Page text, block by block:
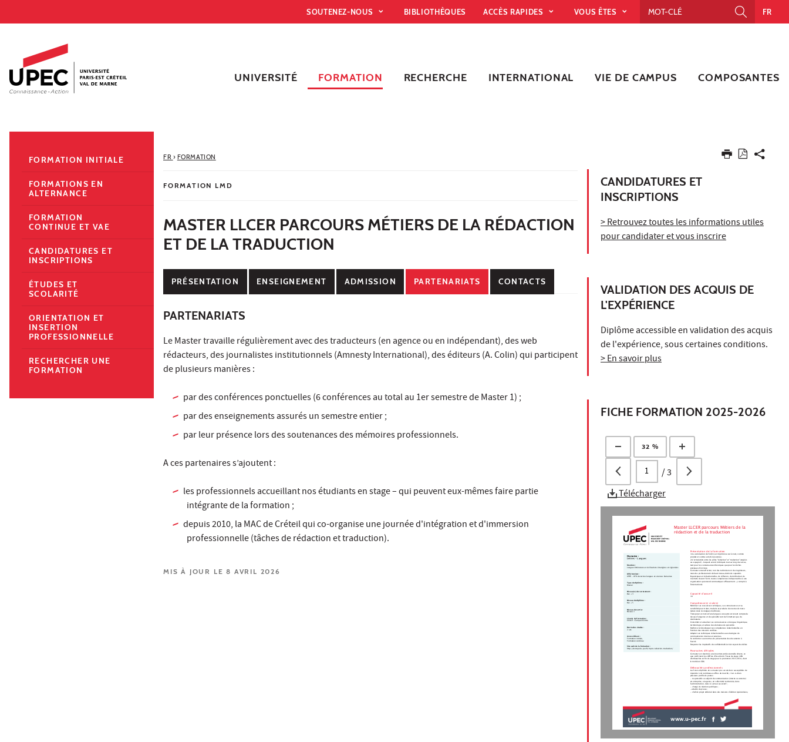
Accès directs
Recherche
Navigation secondaire
SOUTENEZ-NOUS BIBLIOTHÈQUES ACCÈS RAPIDES VOUS ÊTES FR
UNIVERSITÉ FORMATION RECHERCHE INTERNATIONAL VIE DE CAMPUS COMPOSANTES
FR › FORMATION
FORMATION LMD
MASTER LLCER PARCOURS MÉTIERS DE LA RÉDACTION
ET DE LA TRADUCTION
PRÉSENTATION ENSEIGNEMENT ADMISSION PARTENARIATS CONTACTS
PARTENARIATS
Le Master travaille régulièrement avec des traducteurs (en agence ou en indépendant), des web
rédacteurs, des journalistes institutionnels (Amnesty International), des éditeurs (A. Colin) qui participent
de plusieurs manières :
par des conférences ponctuelles (6 conférences au total au 1er semestre de Master 1) ;
par des enseignements assurés un semestre entier ;
par leur présence lors des soutenances des mémoires professionnels.
A ces partenaires s’ajoutent :
les professionnels accueillant nos étudiants en stage – qui peuvent eux-mêmes faire partie
intégrante de la formation ;
depuis 2010, la MAC de Créteil qui co-organise une journée d'intégration et d'immersion
professionnelle (tâches de rédaction et traduction).
MIS À JOUR LE 8 AVRIL 2026
CANDIDATURES ET
INSCRIPTIONS
> Retrouvez toutes les informations utiles
pour candidater et vous inscrire
VALIDATION DES ACQUIS DE
L'EXPÉRIENCE
Diplôme accessible en validation des acquis
de l'expérience, sous certaines conditions.
> En savoir plus
FICHE FORMATION 2025-2026
32 %
/3
Télécharger
Master LLCER parcours Métiers de la
rédaction et de la traduction
Présentation de la formation
1) La valorisation de l’écrit (sur imprimé ou sur écran), comme
produit et comme activité raisonnée ;
2) L'articulation entre les pôles "rédaction" et "traduction" (anglais
ou espagnol) – lesquels seront imbriqués tout au long du cursus,
tant pour les connaissances théoriques que pour les tâches
pratiques d’écriture.
Ce master entend former, non des techniciens ni des ingénieurs,
mais des professionnels de haut niveau, dotés de capacités
linguistiques et rédactionnelles, de réflexion, de méthode et de
réactivité devant l’écrit, toutes compétences indispensables à une
organisation qui entend communiquer efficacement – y compris à
l’international.
Capacité d'accueil
10
Compétence(s) visée(s)
Mobiliser ses ressources techniques, ses connaissances et sa
sensibilité pour traiter, traduire et produire des textes de toute
nature dans les langues maîtrisées.
Transposer un texte d’une langue à une autre en tenant compte du
niveau d’exigence et de spécialité tant de l’émetteur que du
destinataire.
Consolider et actualiser ses connaissances en langue, linguistique,
terminologie, et culture des domaines de spécialité.
Renforcer et développer ses compétences rédactionnelles en
fonction des missions confiées.
Adapter ses techniques rédactionnelles aux stratégies de
communication internes et externes.
Se conformer aux normes de présentation des documents à
fournir.
Respecter les impératifs de confidentialité et de respect des délais
Poursuites d'études
Ce master est destiné à une insertion professionnelle directe, ce
que confirment les chiffres d'insertion à l'issue du stage (40%
d'embauches en fin de stage pour la promotion 2013-2014, dont
la moitié en CDI)
Débouchés professionnels
Les futurs diplômés de ce master pro seront donc susceptibles de
répondre à de nombreuses offres du marché, c’est-à-dire à
plusieurs profils de postes :
-  responsable ou adjoint de communication (interne ou externe)
en entreprise, en agence, en collectivité territoriale, dans
l’administration, dans le secteur associatif ;
-  chargé de relations publiques ;
- attaché de presse ;
-  chef de projet éditorial dans des maisons d’édition (spécialisées,
Domaine :
Lettres - Langues
Mention :
Langues littératures et civilisations étrangères et régionales
UFR/Institut :
UPEC - UFR de Lettres langues et sciences humaines
Type de diplôme :
Master
Niveau(x) de recrutement :
Bac + 3
Niveau de diplôme :
Bac + 5
Niveau de sortie :
Niveau 1
Lieu(x) de formation :
Créteil - Campus Centre
Durée des études :
2 ans
Accessible en :
Formation initiale,
Formation continue
Site web de la formation :
http://textopol.u-pec.fr/mpro-redaction-traduction/
www.u-pec.fr
FORMATION INITIALE
FORMATIONS EN
ALTERNANCE
FORMATION
CONTINUE ET VAE
CANDIDATURES ET
INSCRIPTIONS
ÉTUDES ET
SCOLARITÉ
ORIENTATION ET
INSERTION
PROFESSIONNELLE
RECHERCHER UNE
FORMATION